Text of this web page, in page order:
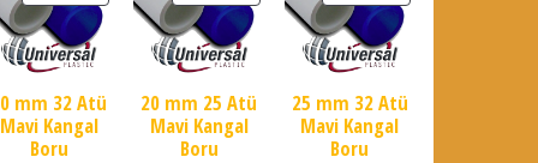
mm 32 Atü
Mavi Kangal
Boru
20 mm 25 Atü
Mavi Kangal
Boru
25 mm 32 Atü
Mavi Kangal
Boru